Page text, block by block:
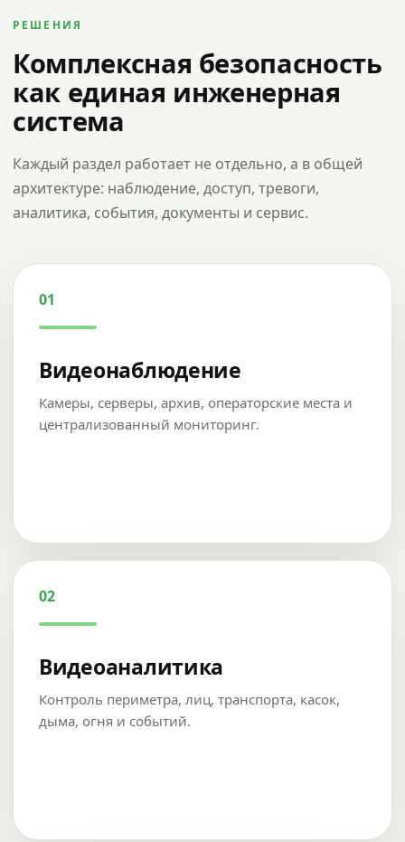
РЕШЕНИЯ
Комплексная безопасность
как единая инженерная
система
Каждый раздел работает не отдельно, а в общей
архитектуре: наблюдение, доступ, тревоги,
аналитика, события, документы и сервис.
01
Видеонаблюдение
Камеры, серверы, архив, операторские места и
централизованный мониторинг.
02
Видеоаналитика
Контроль периметра, лиц, транспорта, касок,
дыма, огня и событий.